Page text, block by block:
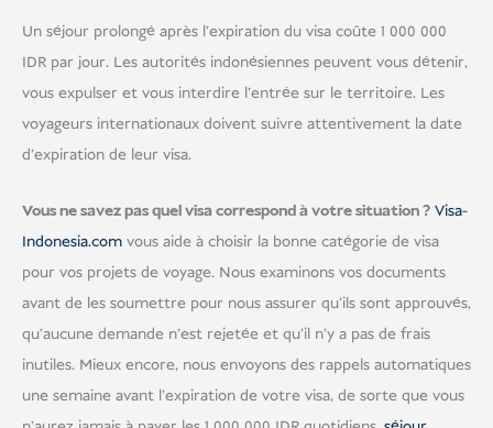
Un séjour prolongé après l'expiration du visa coûte 1 000 000
IDR par jour. Les autorités indonésiennes peuvent vous détenir,
vous expulser et vous interdire l'entrée sur le territoire. Les
voyageurs internationaux doivent suivre attentivement la date
d'expiration de leur visa.
Vous ne savez pas quel visa correspond à votre situation ? Visa-
Indonesia.com vous aide à choisir la bonne catégorie de visa
pour vos projets de voyage. Nous examinons vos documents
avant de les soumettre pour nous assurer qu'ils sont approuvés,
qu'aucune demande n'est rejetée et qu'il n'y a pas de frais
inutiles. Mieux encore, nous envoyons des rappels automatiques
une semaine avant l'expiration de votre visa, de sorte que vous